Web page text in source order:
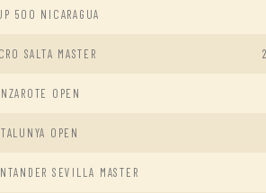
500 NICARAGUA
SALTA MASTER
OPEN
OPEN
SEVILLA MASTER